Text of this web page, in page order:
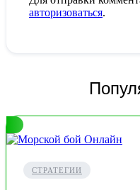
авторизоваться.
СТРАТЕГИИ